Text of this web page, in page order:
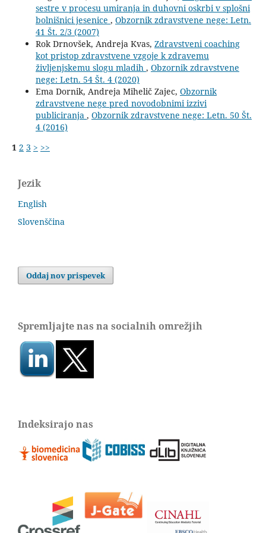
sestre v procesu umiranja in duhovni oskrbi v splošni
bolnišnici jesenice , Obzornik zdravstvene nege: Letn.
41 Št. 2/3 (2007)
Rok Drnovšek, Andreja Kvas, Zdravstveni coaching
kot pristop zdravstvene vzgoje k zdravemu
življenjskemu slogu mladih , Obzornik zdravstvene
nege: Letn. 54 Št. 4 (2020)
Ema Dornik, Andreja Mihelič Zajec, Obzornik
zdravstvene nege pred novodobnimi izzivi
publiciranja , Obzornik zdravstvene nege: Letn. 50 Št.
4 (2016)
1 2 3 > >>
Jezik
English
Slovenščina
Oddaj nov prispevek
Spremljajte nas na socialnih omrežjih
Indeksirajo nas